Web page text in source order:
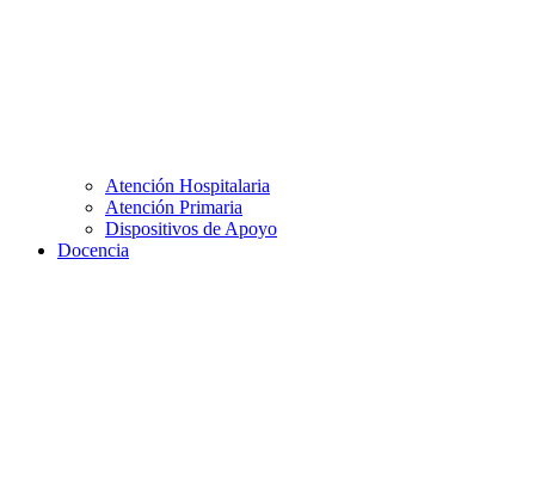
Atención Hospitalaria
Atención Primaria
Dispositivos de Apoyo
Docencia